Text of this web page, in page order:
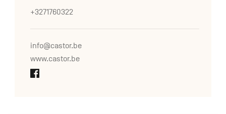
+3271760322
info@castor.be
www.castor.be